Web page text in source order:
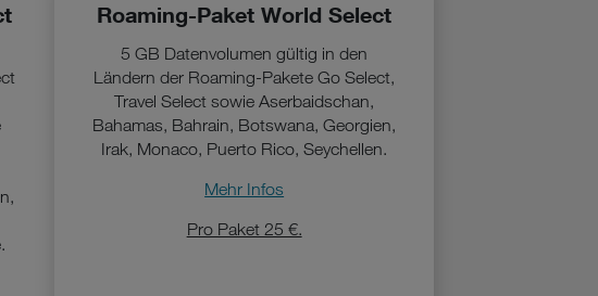
Roaming-Paket World Select
5 GB Datenvolumen gültig in den
Ländern der Roaming-Pakete Go Select,
Travel Select sowie Aserbaidschan,
Bahamas, Bahrain, Botswana, Georgien,
Irak, Monaco, Puerto Rico, Seychellen.
Mehr Infos
Pro Paket 25 €.